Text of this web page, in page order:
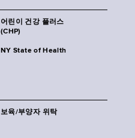
어린이 건강 플러스
(CHP)
NY State of Health
보육/부양자 위탁